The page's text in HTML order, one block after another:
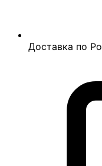
Доставка по